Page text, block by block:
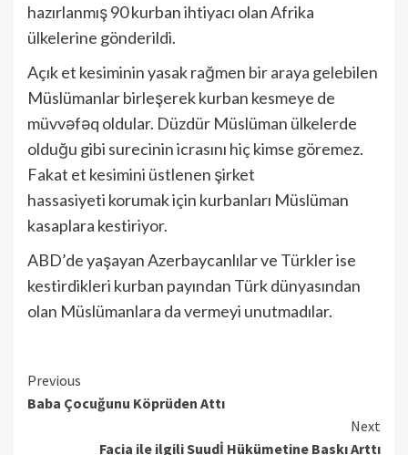
hazırlanmış 90 kurban ihtiyacı olan Afrika
ülkelerine gönderildi.
Açık et kesiminin yasak rağmen bir araya gelebilen
Müslümanlar birleşerek kurban kesmeye de
müvvəfəq oldular. Düzdür Müslüman ülkelerde
olduğu gibi surecinin icrasını hiç kimse göremez.
Fakat et kesimini üstlenen şirket
hassasiyeti korumak için kurbanları Müslüman
kasaplara kestiriyor.
ABD’de yaşayan Azerbaycanlılar ve Türkler ise
kestirdikleri kurban payından Türk dünyasından
olan Müslümanlara da vermeyi unutmadılar.
Continue
Reading
Previous
Baba Çocuğunu Köprüden Attı
Next
Facia ile ilgili Suudİ Hükümetine Baskı Arttı